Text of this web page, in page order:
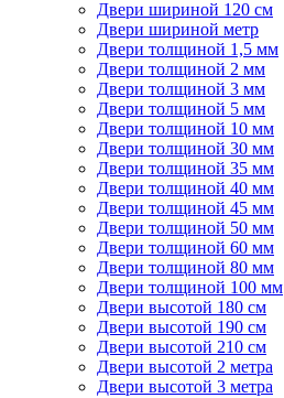
Двери шириной 120 см
Двери шириной метр
Двери толщиной 1,5 мм
Двери толщиной 2 мм
Двери толщиной 3 мм
Двери толщиной 5 мм
Двери толщиной 10 мм
Двери толщиной 30 мм
Двери толщиной 35 мм
Двери толщиной 40 мм
Двери толщиной 45 мм
Двери толщиной 50 мм
Двери толщиной 60 мм
Двери толщиной 80 мм
Двери толщиной 100 мм
Двери высотой 180 см
Двери высотой 190 см
Двери высотой 210 см
Двери высотой 2 метра
Двери высотой 3 метра